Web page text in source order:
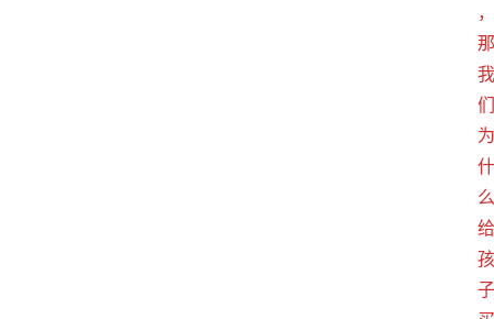
，
那
我
们
为
什
么
给
孩
子